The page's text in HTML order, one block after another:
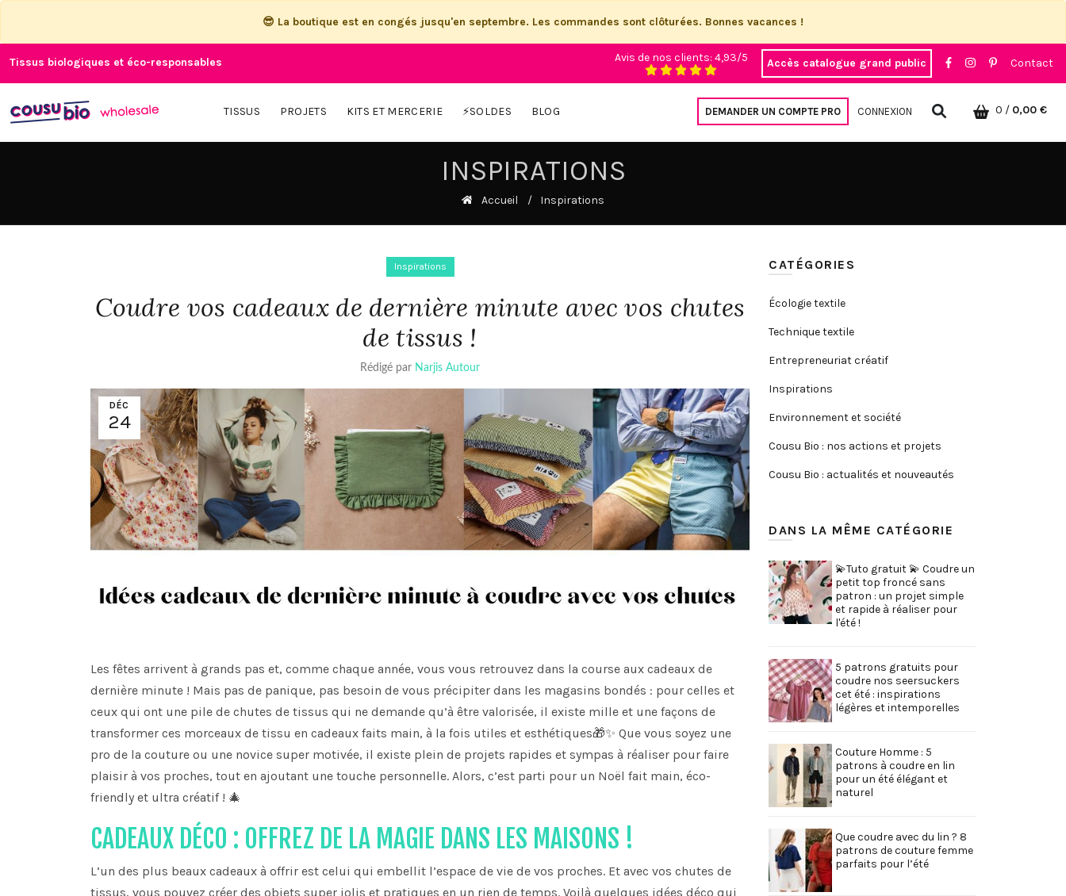
😎 La boutique est en congés jusqu'en septembre. Les commandes sont clôturées. Bonnes vacances !
Tissus biologiques et éco-responsables Avis de nos clients: 4,93/5 Accès catalogue grand public Contact
TISSUS PROJETS KITS ET MERCERIE ⚡SOLDES BLOG DEMANDER UN COMPTE PRO CONNEXION 0 / 0,00 €
INSPIRATIONS
Accueil Inspirations
Inspirations
Coudre vos cadeaux de dernière minute avec vos chutes
de tissus !
Rédigé par Narjis Autour
DÉC
24
Les fêtes arrivent à grands pas et, comme chaque année, vous vous retrouvez dans la course aux cadeaux de
dernière minute ! Mais pas de panique, pas besoin de vous précipiter dans les magasins bondés : pour celles et
ceux qui ont une pile de chutes de tissus qui ne demande qu’à être valorisée, il existe mille et une façons de
transformer ces morceaux de tissu en cadeaux faits main, à la fois utiles et esthétiques🎁✨ Que vous soyez une
pro de la couture ou une novice super motivée, il existe plein de projets rapides et sympas à réaliser pour faire
plaisir à vos proches, tout en ajoutant une touche personnelle. Alors, c’est parti pour un Noël fait main, éco-
friendly et ultra créatif ! 🎄
CADEAUX DÉCO : OFFREZ DE LA MAGIE DANS LES MAISONS !
L’un des plus beaux cadeaux à offrir est celui qui embellit l’espace de vie de vos proches. Et avec vos chutes de
tissus, vous pouvez créer des objets super jolis et pratiques en un rien de temps. Voilà quelques idées déco qui
CATÉGORIES
Écologie textile
Technique textile
Entrepreneuriat créatif
Inspirations
Environnement et société
Cousu Bio : nos actions et projets
Cousu Bio : actualités et nouveautés
DANS LA MÊME CATÉGORIE
💫Tuto gratuit 💫 Coudre un
petit top froncé sans
patron : un projet simple
et rapide à réaliser pour
l'été !
5 patrons gratuits pour
coudre nos seersuckers
cet été : inspirations
légères et intemporelles
Couture Homme : 5
patrons à coudre en lin
pour un été élégant et
naturel
Que coudre avec du lin ? 8
patrons de couture femme
parfaits pour l’été